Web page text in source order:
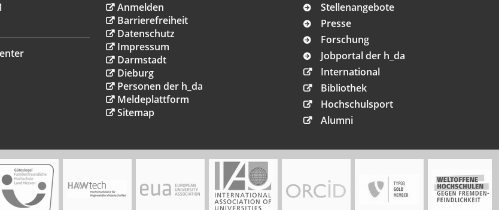
Anmelden
Barrierefreiheit
Datenschutz
Impressum
Darmstadt
Dieburg
Personen der h_da
Meldeplattform
Sitemap
Stellenangebote
Presse
Forschung
Jobportal der h_da
International
Bibliothek
Hochschulsport
Alumni